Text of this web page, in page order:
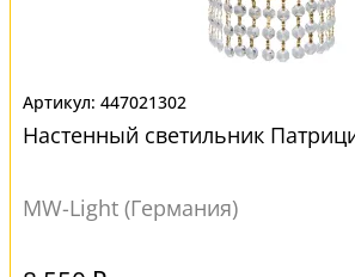
447021302
Настенный светильник
MW-Light (Германия)